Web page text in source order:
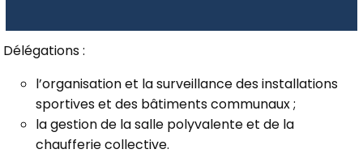
Délégations :
l’organisation et la surveillance des installations
sportives et des bâtiments communaux ;
la gestion de la salle polyvalente et de la
chaufferie collective.